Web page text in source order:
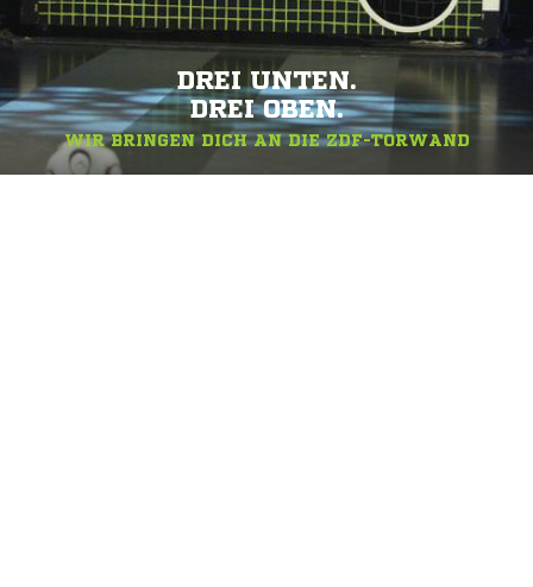
DREI UNTEN.
DREI OBEN.
WIR BRINGEN DICH AN DIE ZDF-TORWAND